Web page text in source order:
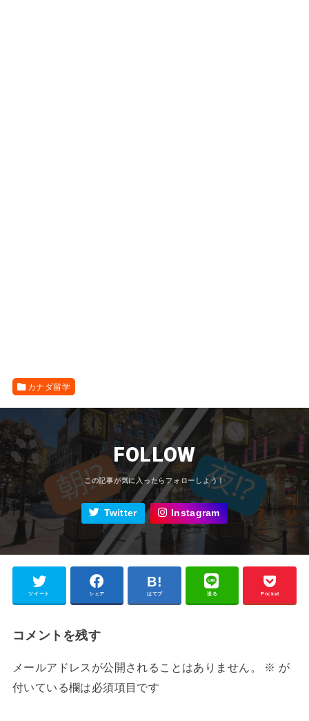
カナダ留学
FOLLOW
Twitter Instagram
ツイート シェア はてブ 送る Pocket
コメントを残す
メールアドレスが公開されることはありません。 ※ が
付いている欄は必須項目です